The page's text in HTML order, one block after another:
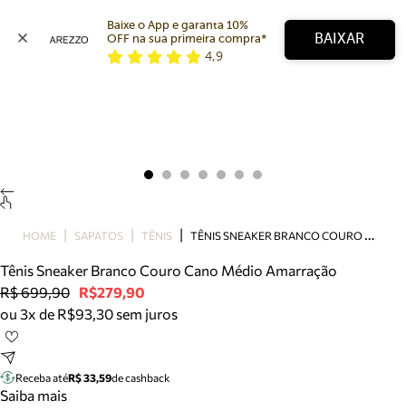
Bolsa
Tamanco
Tênis
Mule
Tire dúvidas sobre pedidos, devoluções e mais.
Baixe o App e garanta 10%
OFF na sua primeira compra*
4,9
BAIXAR
HOME SAPATOS TÊNIS T
ÊNIS SNEAKER BRANCO COURO CANO MÉDIO AMARRAÇÃO
Tênis Sneaker Branco Couro Cano Médio Amarração
R$ 699,90 R$279,90
ou 3x de R$93,30 sem juros
Receba atéR$ 33,59de cashback
Saiba mais